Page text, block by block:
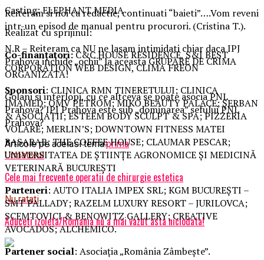
Reiteram si noi ca redactie, continuati “baieti”….Vom reveni
intr-un episod de manual pentru procurori. (Cristina T.).
N.R – Reiteram ca NU ne lasam intimidati chiar daca IPJ
Prahova inchide „ochii” la aceasta GRUPARE DE CRIMA
ORGANIZATA!
Golani si interlopi, cu ce altceva se poate asocia PNL
Prahova? IPJ Prahova este sub „dominarea” sefului PNL
Prahova?
Articole pe aceiasi tema:prima
Urmatorul
Cele mai frecvente operatii de chirurgie estetica
Nu ratati
Aduceti izoleta/Romania nu a mai vazut asta niciodata!
Casting: ELEPHANT MEDIA
Realizat cu sprijinul:
Co-finanțatori:C&C HOUSE RESIDENCE, S&I BEST
CORPORATION WEB DESIGN, CLIMA FREON
Sponsori: CLINICA RMN TINERETULUI; CLINICA
IMAMED; OMV PETROM; MIKO BEAUTY PALACE; ȘERBAN
& ASOCIAȚII; ESTEEM BODY SCULPT & SPA; PIZZERIA
VOLARE; MERLIN’S; DOWNTOWN FITNESS MATEI
BASARAB; THE COFFEE HOUSE; CLAUMAR PESCAR;
UNIVERSITATEA DE ȘTIINȚE AGRONOMICE ȘI MEDICINĂ
VETERINARĂ BUCUREȘTI
Parteneri: AUTO ITALIA IMPEX SRL; KGM BUCUREȘTI –
SMT PALLADY; RAZELM LUXURY RESORT – JURILOVCA;
SCEMTOVICI & BENOWITZ GALLERY; CREATIVE
AVOCADOS; ALCHEMICO.
Partener social: Asociația „România Zâmbește”.